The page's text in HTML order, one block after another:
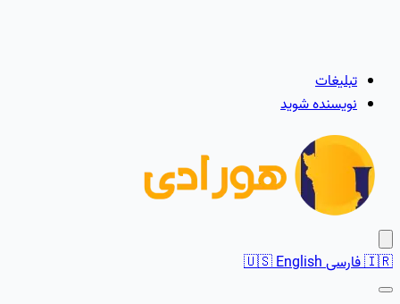
تبلیغات
نویسنده شوید
🇮🇷فارسی 🇺🇸English